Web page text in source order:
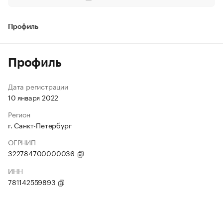
Профиль
Профиль
Дата регистрации
10 января 2022
Регион
г. Санкт-Петербург
ОГРНИП
322784700000036
ИНН
781142559893